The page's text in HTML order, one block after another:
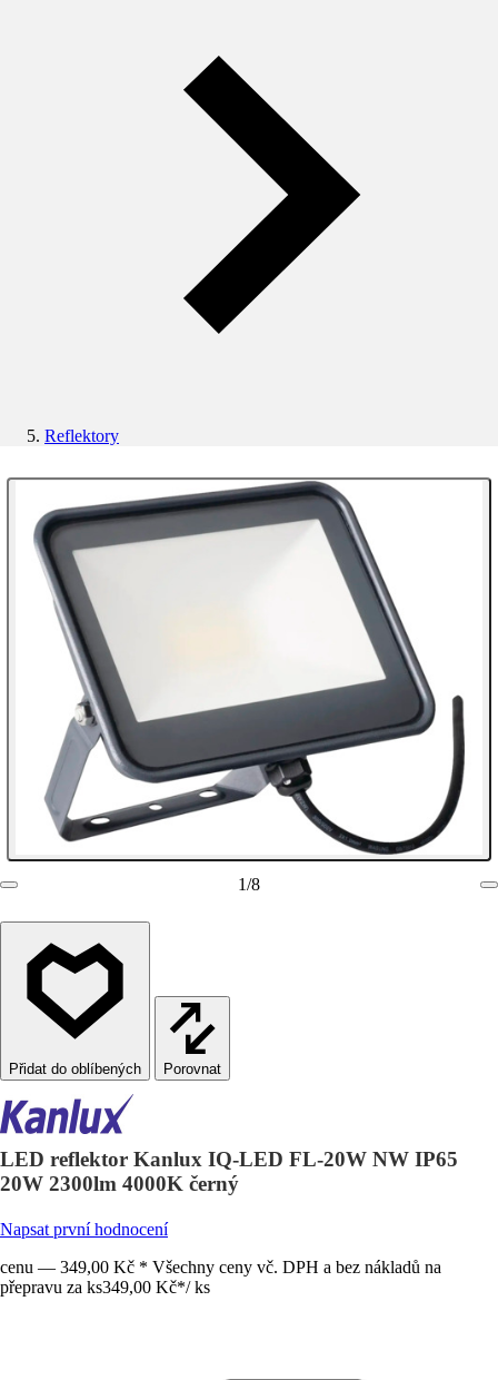
Reflektory
1/8
Porovnat
LED reflektor Kanlux IQ-LED FL-20W NW IP65
20W 2300lm 4000K černý
Napsat první hodnocení
cenu — 349,00 Kč * Všechny ceny vč. DPH a bez nákladů na
přepravu za ks349,00 Kč*/ ks